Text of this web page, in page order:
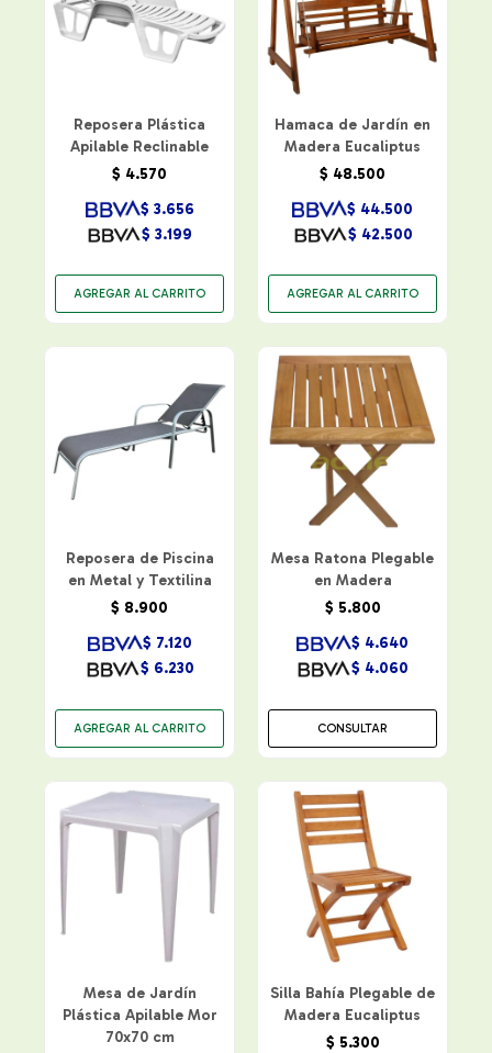
Reposera Plástica
Apilable Reclinable
$ 4.570
$ 3.199
$ 3.656
Hamaca de Jardín en
Madera Eucaliptus
$ 48.500
$ 42.500
$ 44.500
Reposera de Piscina
en Metal y Textilina
$ 8.900
$ 6.230
$ 7.120
Mesa Ratona Plegable
en Madera
$ 5.800
$ 4.060
$ 4.640
CONSULTAR
Mesa de Jardín
Plástica Apilable Mor
70x70 cm
Silla Bahía Plegable de
Madera Eucaliptus
$ 5.300